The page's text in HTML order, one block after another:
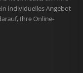
individuelles Angebot
Ihre Online-